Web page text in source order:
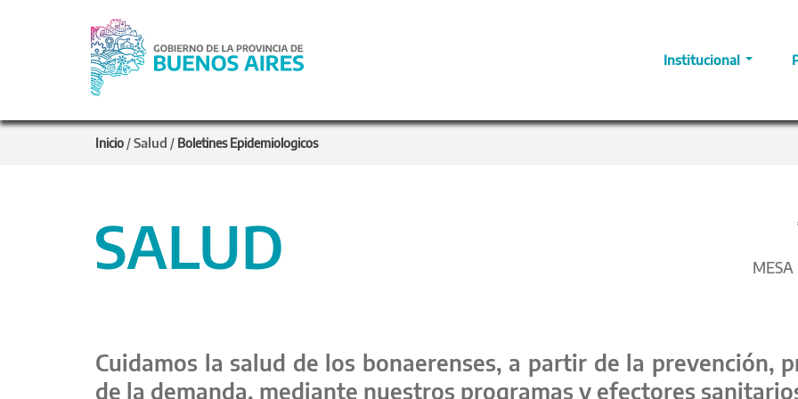
Institucional
Inicio /Salud / Boletines Epidemiologicos
SALUD
Cuidamos la salud de los bonaerenses, a partir de la prevención,
de la demanda, mediante nuestros programas y efectores